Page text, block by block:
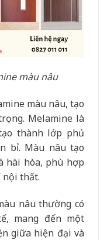
màu nâu
màu nâu, tạo
Melamine là
thành lớp phủ
bỉ. Màu nâu tạo
hài hòa, phù hợp
nội thất.
nâu thường có
mang đến một
giữa hiện đại và